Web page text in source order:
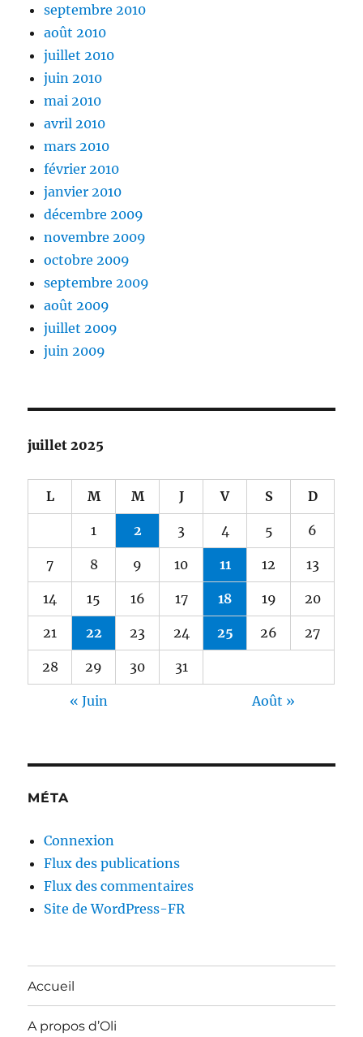
septembre 2010
août 2010
juillet 2010
juin 2010
mai 2010
avril 2010
mars 2010
février 2010
janvier 2010
décembre 2009
novembre 2009
octobre 2009
septembre 2009
août 2009
juillet 2009
juin 2009
juillet 2025
L M M J V S D
1 2 3 4 5 6
7 8 9 10 11 12 13
14 15 16 17 18 19 20
21 22 23 24 25 26 27
28 29 30 31
« Juin Août »
MÉTA
Connexion
Flux des publications
Flux des commentaires
Site de WordPress-FR
Accueil
A propos d’Oli